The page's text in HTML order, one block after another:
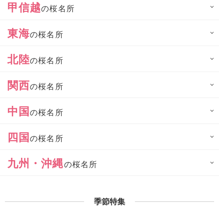
甲信越の桜名所
東海の桜名所
北陸の桜名所
関西の桜名所
中国の桜名所
四国の桜名所
九州・沖縄の桜名所
季節特集